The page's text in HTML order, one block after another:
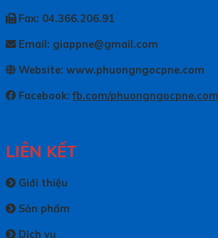
Fax: 04.366.206.91
Email: giappne@gmail.com
Website: www.phuongngocpne.com
Facebook:fb.com/phuongngocpne.com
LIÊN KẾT
Giới thiệu
Sản phẩm
Dịch vụ